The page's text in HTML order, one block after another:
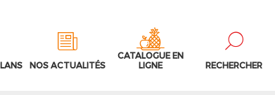
NOS ACTUALITÉS
CATALOGUE EN
LIGNE
RECHERCHER